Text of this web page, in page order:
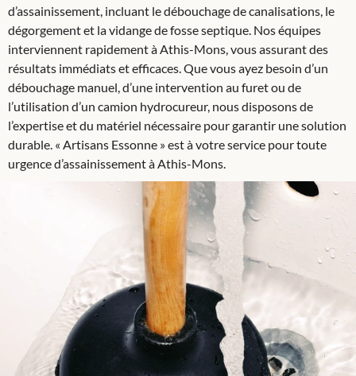
d’assainissement, incluant le débouchage de canalisations, le
dégorgement et la vidange de fosse septique. Nos équipes
interviennent rapidement à Athis-Mons, vous assurant des
résultats immédiats et efficaces. Que vous ayez besoin d’un
débouchage manuel, d’une intervention au furet ou de
l’utilisation d’un camion hydrocureur, nous disposons de
l’expertise et du matériel nécessaire pour garantir une solution
durable. « Artisans Essonne » est à votre service pour toute
urgence d’assainissement à Athis-Mons.